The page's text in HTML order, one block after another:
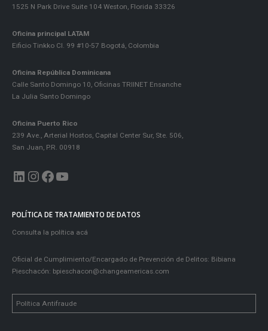
1525 N Park Drive Suite 104 Weston, Florida 33326
Oficina principal LATAM
Eificio Tinkko Cl. 99 #10-57 Bogotá, Colombia
Oficina República Dominicana
Calle Santo Domingo 10, Oficinas TRIINET Ensanche
La Julia Santo Domingo
Oficina Puerto Rico
239 Ave., Arterial Hostos, Capital Center Sur, Ste. 506,
San Juan, P.R. 00918
LinkedIn InstagramFacebook YouTube
POLÍTICA DE TRATAMIENTO DE DATOS
Consulta la política acá
Oficial de Cumplimiento/Encargado de Prevención de Delitos: Bibiana
Pieschacón: bpieschacon@changeamericas.com
Política Antifraude